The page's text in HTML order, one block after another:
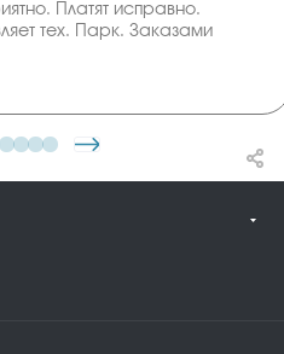
Платят исправно.
тех. Парк. Заказами